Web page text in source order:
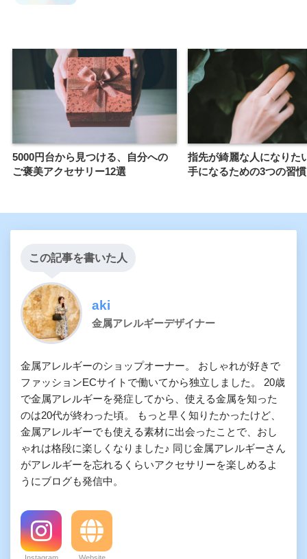
5000円台から見つける、自分への
ご褒美アクセサリー12選
指先が綺麗な人になりた
手になるための3つの習慣
この記事を書いた人
aki
金属アレルギーデザイナー
金属アレルギーのショップオーナー。 おしゃれが好きで
ファッションECサイトで働いてから独立しました。 20歳
で金属アレルギーを発症してから、使える金属を知った
のは20代が終わった頃。 もっと早く知りたかったけど、
金属アレルギーでも使える素材に出会ったことで、おし
ゃれは格段に楽しくなりました♪ 同じ金属アレルギーさん
がアレルギーを忘れるくらいアクセサリーを楽しめるよ
うにブログも発信中。